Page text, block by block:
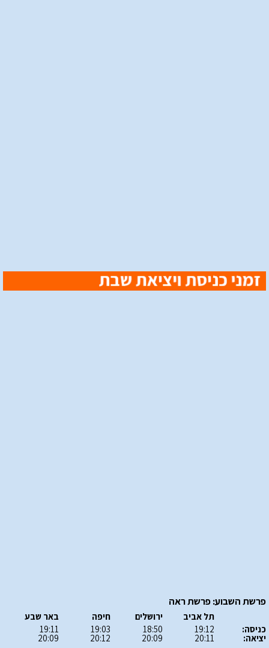
פרשת השבוע: פרשת ראה
כניסה:
יציאה:
תל אביב
19:12
20:11
ירושלים
18:50
20:09
חיפה
19:03
20:12
באר שבע
19:11
20:09